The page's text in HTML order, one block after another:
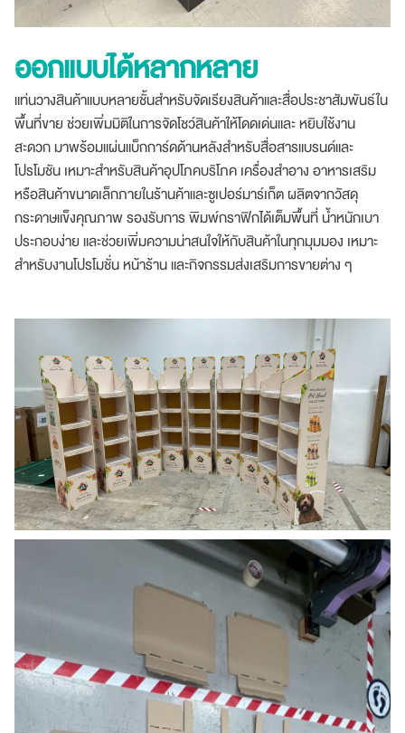
ออกแบบได้หลากหลาย
แท่นวางสินค้าแบบหลายชั้นสำหรับจัดเรียงสินค้าและสื่อประชาสัมพันธ์ใน
พื้นที่ขาย ช่วยเพิ่มมิติในการจัดโชว์สินค้าให้โดดเด่นและ หยิบใช้งาน
สะดวก มาพร้อมแผ่นแบ็กการ์ดด้านหลังสำหรับสื่อสารแบรนด์และ
โปรโมชัน เหมาะสำหรับสินค้าอุปโภคบริโภค เครื่องสำอาง อาหารเสริม
หรือสินค้าขนาดเล็กภายในร้านค้าและซูเปอร์มาร์เก็ต ผลิตจากวัสดุ
กระดาษแข็งคุณภาพ รองรับการ พิมพ์กราฟิกได้เต็มพื้นที่ น้ำหนักเบา
ประกอบง่าย และช่วยเพิ่มความน่าสนใจให้กับสินค้าในทุกมุมมอง เหมาะ
สำหรับงานโปรโมชั่น หน้าร้าน และกิจกรรมส่งเสริมการขายต่าง ๆ